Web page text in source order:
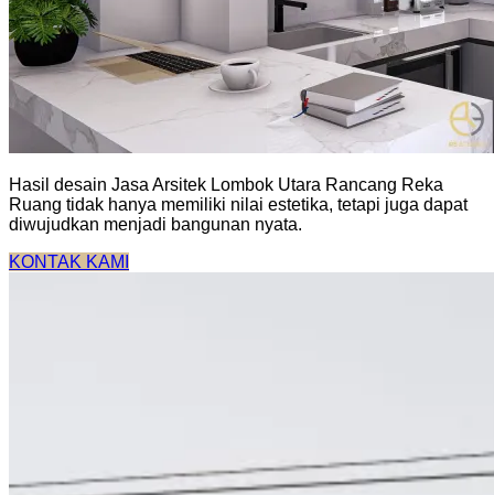
Hasil desain Jasa Arsitek Lombok Utara Rancang Reka
Ruang tidak hanya memiliki nilai estetika, tetapi juga dapat
diwujudkan menjadi bangunan nyata.
KONTAK KAMI